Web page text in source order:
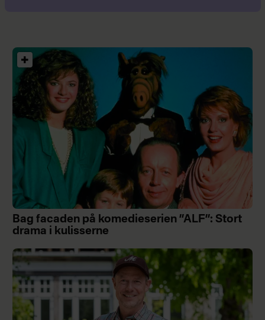
Bag facaden på komedieserien ”ALF”: Stort
drama i kulisserne